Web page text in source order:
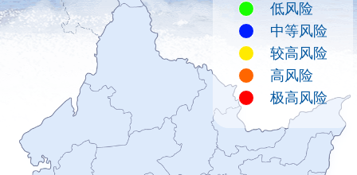
低风险
中等风险
较高风险
高风险
极高风险